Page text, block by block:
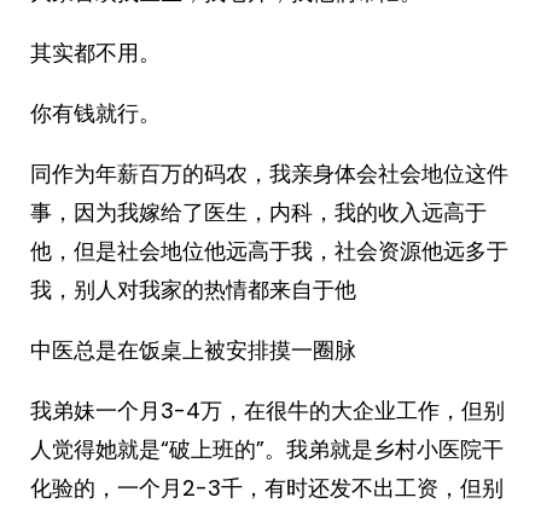
其实都不用。
你有钱就行。
同作为年薪百万的码农，我亲身体会社会地位这件
事，因为我嫁给了医生，内科，我的收入远高于
他，但是社会地位他远高于我，社会资源他远多于
我，别人对我家的热情都来自于他
中医总是在饭桌上被安排摸一圈脉
我弟妹一个月3-4万，在很牛的大企业工作，但别
人觉得她就是“破上班的”。我弟就是乡村小医院干
化验的，一个月2-3千，有时还发不出工资，但别